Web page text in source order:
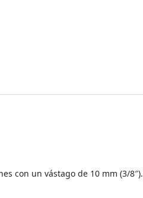
con un vástago de 10 mm (3/8″).